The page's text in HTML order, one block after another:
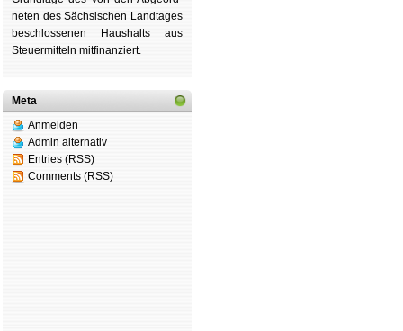
ne­ten des Säch­si­schen Land­tages
be­schlos­se­nen Haus­halts aus
Steu­er­mitteln mit­fi­nan­ziert.
Meta
Anmelden
Admin alternativ
Entries (RSS)
Comments (RSS)